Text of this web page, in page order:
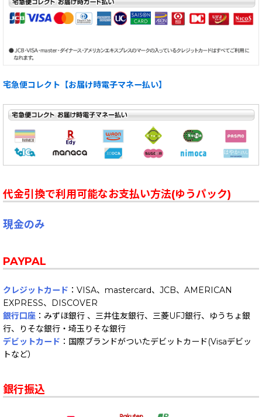
宅急便コレクト【お届け時電子マネー払い】
代金引換で利用可能なお支払い方法(ゆうパック)
現金のみ
PAYPAL
クレジットカード ：VISA、mastercard、JCB、AMERICAN
EXPRESS、DISCOVER
銀行口座 ：みずほ銀行 、三井住友銀行、三菱UFJ銀行、ゆうちょ銀
行、りそな銀行・埼玉りそな銀行
デビットカード ：国際ブランドがついたデビットカード(Visaデビッ
トなど）
銀行振込